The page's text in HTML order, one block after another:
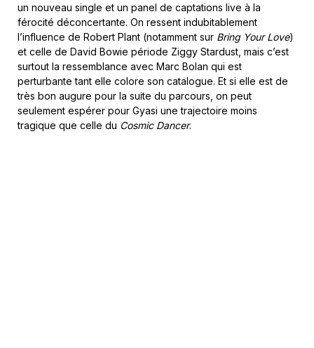
un nouveau single et un panel de captations live à la
férocité déconcertante. On ressent indubitablement
l’influence de Robert Plant (notamment sur Bring Your Love)
et celle de David Bowie période Ziggy Stardust, mais c’est
surtout la ressemblance avec Marc Bolan qui est
perturbante tant elle colore son catalogue. Et si elle est de
très bon augure pour la suite du parcours, on peut
seulement espérer pour Gyasi une trajectoire moins
tragique que celle du Cosmic Dancer.